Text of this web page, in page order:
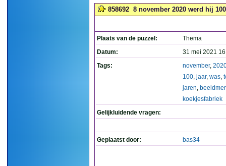
858692 8 november 2020 werd hij
Plaats van de puzzel:
Thema
Datum:
31 mei 2021
Tags:
november,
100, jaar, was,
jaren,
koekjesfabriek
Gelijkluidende vragen:
Geplaatst door: bas34